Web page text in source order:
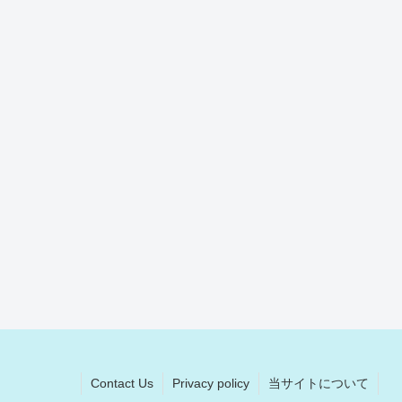
Contact Us Privacy policy 当サイトについて